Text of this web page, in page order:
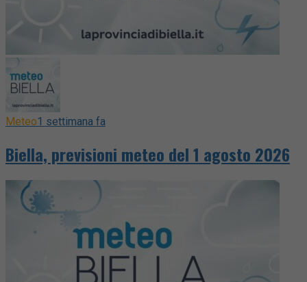
Meteo1 settimana fa
Biella, previsioni meteo del 1 agosto 2026